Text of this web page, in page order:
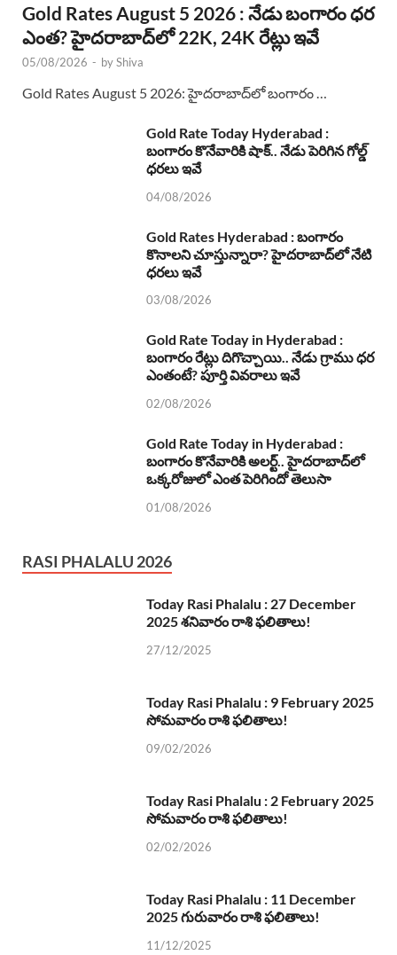
Gold Rates August 5 2026 : నేడు బంగారం ధర
ఎంత? హైదరాబాద్‌లో 22K, 24K రేట్లు ఇవే
05/08/2026 - byShiva
Gold Rates August 5 2026: హైదరాబాద్‌లో బంగారం …
Gold Rate Today Hyderabad :
బంగారం కొనేవారికి షాక్.. నేడు పెరిగిన గోల్డ్
ధరలు ఇవే
04/08/2026
Gold Rates Hyderabad : బంగారం
కొనాలని చూస్తున్నారా? హైదరాబాద్‌లో నేటి
ధరలు ఇవే
03/08/2026
Gold Rate Today in Hyderabad :
బంగారం రేట్లు దిగొచ్చాయి.. నేడు గ్రాము ధర
ఎంతంటే? పూర్తి వివరాలు ఇవే
02/08/2026
Gold Rate Today in Hyderabad :
బంగారం కొనేవారికి అలర్ట్.. హైదరాబాద్‌లో
ఒక్కరోజులో ఎంత పెరిగిందో తెలుసా
01/08/2026
RASI PHALALU 2026
Today Rasi Phalalu : 27 December
2025 శనివారం రాశి ఫలితాలు!
27/12/2025
Today Rasi Phalalu : 9 February 2025
సోమవారం రాశి ఫలితాలు!
09/02/2026
Today Rasi Phalalu : 2 February 2025
సోమవారం రాశి ఫలితాలు!
02/02/2026
Today Rasi Phalalu : 11 December
2025 గురువారం రాశి ఫలితాలు!
11/12/2025